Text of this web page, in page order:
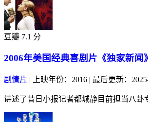
豆瓣 7.1 分
2006年美国经典喜剧片《独家新闻
剧情片 | 上映年份：2016 | 最后更新：
讲述了昔日小报记者都城静目前担当八